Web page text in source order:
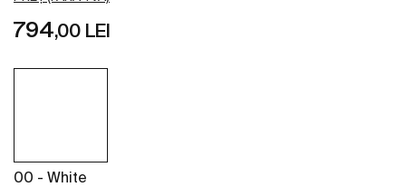
794,00 LEI
00 - White